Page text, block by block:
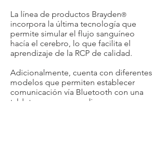
La línea de productos Brayden®
incorpora la última tecnología que
permite simular el flujo sanguíneo
hacía el cerebro, lo que facilita el
aprendizaje de la RCP de calidad.
Adicionalmente, cuenta con diferentes
modelos que permiten establecer
comunicación vía Bluetooth con una
tablet, para conocer diversos